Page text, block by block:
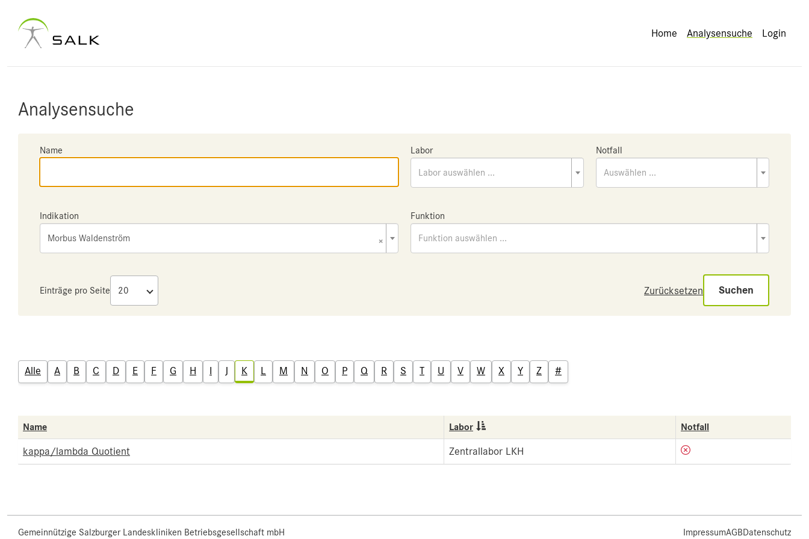
Home Analysensuche Login
Analysensuche
Name Labor
Labor auswählen ...
Notfall
Auswählen ...
Indikation
×
Morbus Waldenström
Funktion
Funktion auswählen ...
Einträge pro Seite Zurücksetzen Suchen
Alle A B C D E F G H I J K L M N O P Q R S T U V W X Y Z #
Name Labor Notfall
kappa/lambda Quotient Zentrallabor LKH
Gemeinnützige Salzburger Landeskliniken Betriebsgesellschaft mbH ImpressumAGBDatenschutz